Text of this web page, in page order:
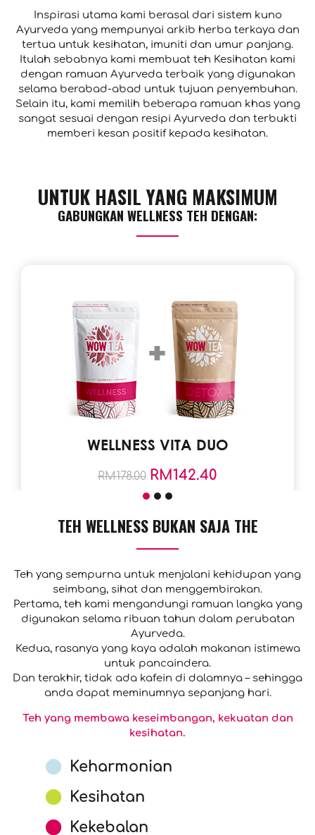
Inspirasi utama kami berasal dari sistem kuno
Ayurveda yang mempunyai arkib herba terkaya dan
tertua untuk kesihatan, imuniti dan umur panjang.
Itulah sebabnya kami membuat teh Kesihatan kami
dengan ramuan Ayurveda terbaik yang digunakan
selama berabad-abad untuk tujuan penyembuhan.
Selain itu, kami memilih beberapa ramuan khas yang
sangat sesuai dengan resipi Ayurveda dan terbukti
memberi kesan positif kepada kesihatan.
UNTUK HASIL YANG MAKSIMUM
GABUNGKAN WELLNESS TEH DENGAN:
WELLNESS VITA DUO
RM178.00 RM142.40
Save Text 20% (35.6RM)
TAMBAH KE TROLI
TEH WELLNESS BUKAN SAJA THE
Teh yang sempurna untuk menjalani kehidupan yang
seimbang, sihat dan menggembirakan.
Pertama, teh kami mengandungi ramuan langka yang
digunakan selama ribuan tahun dalam perubatan
Ayurveda.
Kedua, rasanya yang kaya adalah makanan istimewa
untuk pancaindera.
Dan terakhir, tidak ada kafein di dalamnya – sehingga
anda dapat meminumnya sepanjang hari.
Teh yang membawa keseimbangan, kekuatan dan
kesihatan.
Keharmonian
Kesihatan
Kekebalan